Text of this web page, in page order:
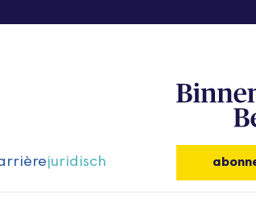
juridisch